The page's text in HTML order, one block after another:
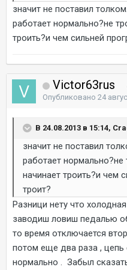
значит не поставил
работает нормально?не
троить?и чем сильней
Victor63rus
Опубликовано 24
В 24.08.2013 в 15:14,
значит не поставил
работает нормально?не
начинает троить?и чем
троит?
Разници нету что
заводиш ловиш педалью
то время отключается
потом еще два раза , цепь
нормально . Забыл